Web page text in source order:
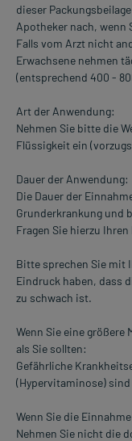
dieser
Apotheker nach, wenn
Falls vom Arzt nicht
Erwachsene nehmen
(entsprechend 400 -
Art der Anwendung:
Nehmen Sie bitte die
Flüssigkeit ein
Dauer der Anwendung:
Die Dauer der
Grunderkrankung und
Fragen Sie hierzu
Bitte sprechen Sie mit
Eindruck haben, dass
zu schwach ist.
Wenn Sie eine größere
als Sie sollten:
Gefährliche
(Hypervitaminose)
Wenn Sie die
Nehmen Sie nicht die